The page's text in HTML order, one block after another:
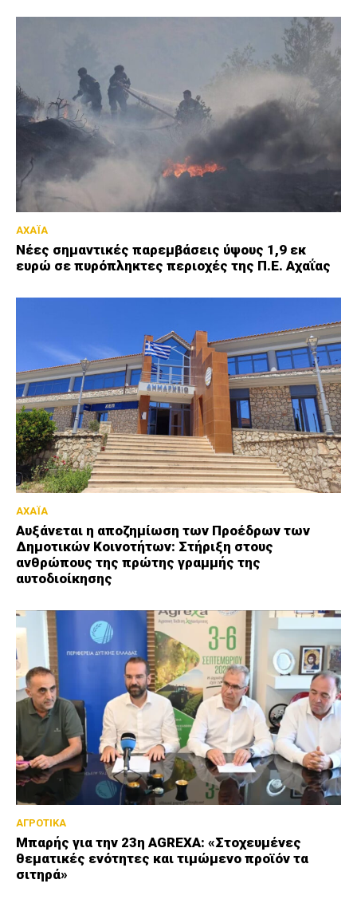
ΑΧΑΪΑ
Νέες σημαντικές παρεμβάσεις ύψους 1,9 εκ
ευρώ σε πυρόπληκτες περιοχές της Π.Ε. Αχαΐας
ΑΧΑΪΑ
Αυξάνεται η αποζημίωση των Προέδρων των
Δημοτικών Κοινοτήτων: Στήριξη στους
ανθρώπους της πρώτης γραμμής της
αυτοδιοίκησης
ΑΓΡΟΤΙΚΑ
Μπαρής για την 23η AGREXA: «Στοχευμένες
θεματικές ενότητες και τιμώμενο προϊόν τα
σιτηρά»